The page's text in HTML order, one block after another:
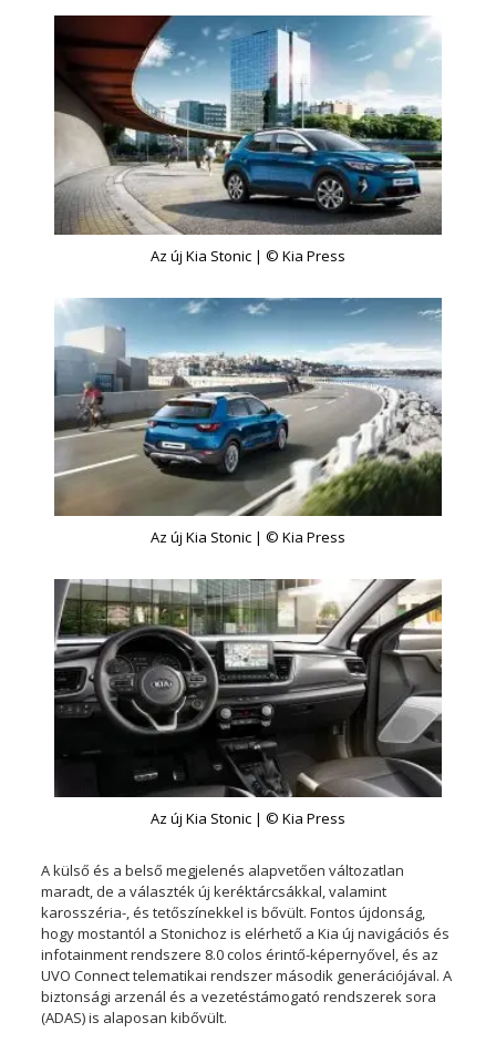
Az új Kia Stonic | © Kia Press
Az új Kia Stonic | © Kia Press
Az új Kia Stonic | © Kia Press
A külső és a belső megjelenés alapvetően változatlan
maradt, de a választék új keréktárcsákkal, valamint
karosszéria-, és tetőszínekkel is bővült. Fontos újdonság,
hogy mostantól a Stonichoz is elérhető a Kia új navigációs és
infotainment rendszere 8.0 colos érintő-képernyővel, és az
UVO Connect telematikai rendszer második generációjával. A
biztonsági arzenál és a vezetéstámogató rendszerek sora
(ADAS) is alaposan kibővült.